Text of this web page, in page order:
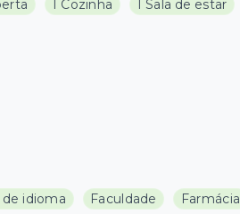
1 Cozinha
1 Sala de estar
de idioma Faculdade
Farmácia